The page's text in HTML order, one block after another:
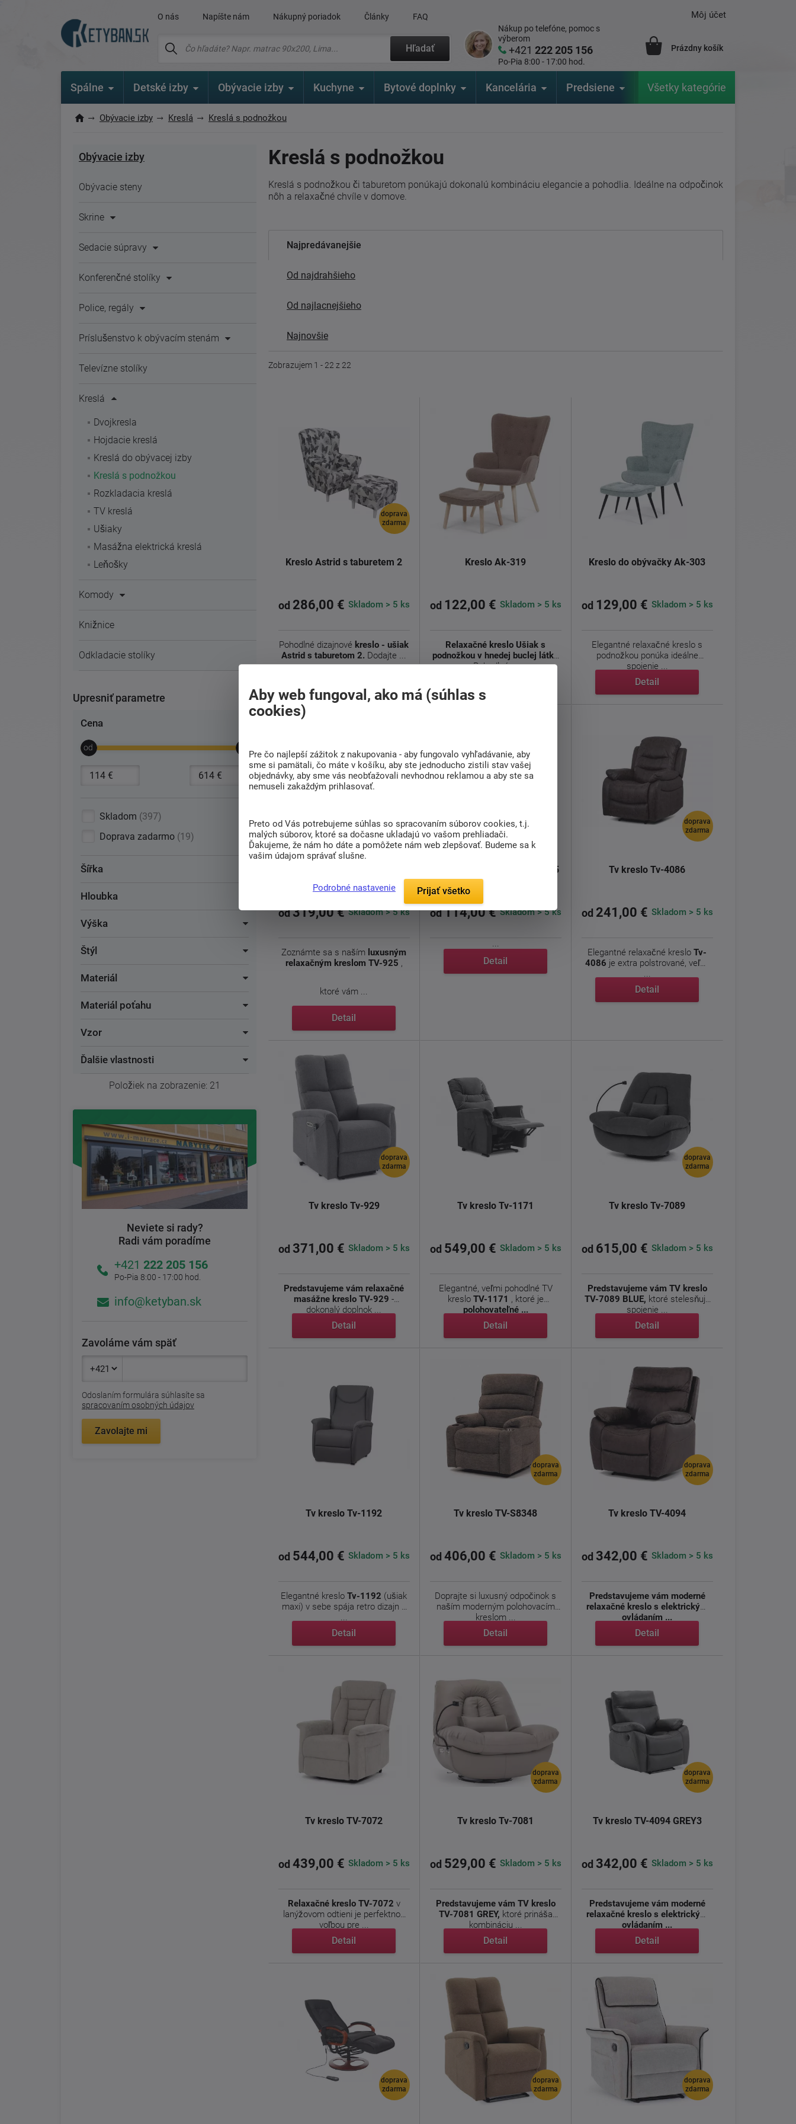
O nás Napíšte nám Nákupný poriadok Články FAQ
Hľadať
Nákup po telefóne, pomoc s
výberom
+421222 205 156
Po-Pia 8:00 - 17:00 hod.
Môj účet
Prázdny košík
Spálne Detské izby Obývacie izby Kuchyne Bytové doplnky Kancelária Predsiene Výrobcovia
Všetky kategórie
Obývacie izby Kreslá Kreslá s podnožkou
Obývacie izby
Obývacie steny
Skrine
Sedacie súpravy
Konferenčné stolíky
Police, regály
Príslušenstvo k obývacím stenám
Televízne stolíky
Kreslá
Dvojkresla
Hojdacie kreslá
Kreslá do obývacej izby
Kreslá s podnožkou
Rozkladacia kreslá
TV kreslá
Ušiaky
Masážna elektrická kreslá
Leňošky
Komody
Knižnice
Odkladacie stolíky
Upresniť parametre
Cena
Skladom 397
Doprava zadarmo 19
Šířka
Hloubka
Výška
Štýl
Materiál
Materiál poťahu
Vzor
Ďalšie vlastnosti
Položiek na zobrazenie: 21
Neviete si rady?
Radi vám poradíme
+421 222 205 156
Po-Pia 8:00 - 17:00 hod.
info@ketyban.sk
Zavoláme vám späť
Odoslaním formulára súhlasíte sa
spracovaním osobných údajov
Zavolajte mi
Kreslá s podnožkou
Kreslá s podnožkou či taburetom ponúkajú dokonalú kombináciu elegancie a pohodlia. Ideálne na odpočinok
nôh a relaxačné chvíle v domove.
Najpredávanejšie
Od najdrahšieho
Od najlacnejšieho
Najnovšie
Zobrazujem 1 - 22 z 22
doprava
zdarma
Kreslo Astrid s taburetem 2
od 286,00 € Skladom > 5 ks
Pohodlné dizajnové kreslo - ušiak
Astrid s taburetom 2. Dodajte ...
Kreslo Ak-319
od 122,00 € Skladom > 5 ks
Relaxačné kreslo Ušiak s
podnožkou v hnedej buclej látke
Pohodlné ...
Kreslo do obývačky Ak-303
od 129,00 € Skladom > 5 ks
Elegantné relaxačné kreslo s
podnožkou ponúka ideálne
spojenie ...
Detail
doprava
zdarma
od319,00 € Skladom > 5 ks
Zoznámte sa s naším luxusným
relaxačným kreslom TV-925 ,
ktoré vám ...
Detail
Kreslo do obývačky AK-L7285
od114,00 € Skladom > 5 ks
...
Detail
doprava
zdarma
Tv kreslo Tv-4086
od 241,00 € Skladom > 5 ks
Elegantné relaxačné kresloTv-
4086 je extra polstrované, veľmi
...
Detail
doprava
zdarma
Tv kreslo Tv-929
od 371,00 € Skladom > 5 ks
Predstavujeme vám relaxačné
masážne kreslo TV-929 -
dokonalý doplnok ...
Detail
Tv kreslo Tv-1171
od 549,00 € Skladom > 5 ks
Elegantné, veľmi pohodlné TV
kreslo TV-1171 , ktoré je
polohovateľné ...
Detail
doprava
zdarma
Tv kreslo Tv-7089
od 615,00 € Skladom > 5 ks
Predstavujeme vám TV kreslo
TV-7089 BLUE, ktoré stelesňuje
spojenie ...
Detail
Tv kreslo Tv-1192
od 544,00 € Skladom > 5 ks
Elegantné kresloTv-1192 (ušiak
maxi) v sebe spája retro dizajn s
...
Detail
doprava
zdarma
Tv kreslo TV-S8348
od 406,00 € Skladom > 5 ks
Doprajte si luxusný odpočinok s
naším moderným polohovacím
kreslom ...
Detail
doprava
zdarma
Tv kreslo TV-4094
od 342,00 € Skladom > 5 ks
Predstavujeme vám moderné
relaxačné kreslo s elektrickým
ovládaním ...
Detail
Tv kreslo TV-7072
od 439,00 € Skladom > 5 ks
Relaxačné kreslo TV-7072 v
lanýžovom odtieni je perfektnou
voľbou pre ...
Detail
doprava
zdarma
Tv kreslo Tv-7081
od 529,00 € Skladom > 5 ks
Predstavujeme vám TV kreslo
TV-7081 GREY, ktoré prináša
kombináciu ...
Detail
doprava
zdarma
Tv kreslo TV-4094 GREY3
od 342,00 € Skladom > 5 ks
Predstavujeme vám moderné
relaxačné kreslo s elektrickým
ovládaním ...
Detail
doprava
zdarma
doprava
zdarma
doprava
zdarma
Aby web fungoval, ako má (súhlas s
cookies)
Pre čo najlepší zážitok z nakupovania - aby fungovalo vyhľadávanie, aby
sme si pamätali, čo máte v košíku, aby ste jednoducho zistili stav vašej
objednávky, aby sme vás neobťažovali nevhodnou reklamou a aby ste sa
nemuseli zakaždým prihlasovať.
Preto od Vás potrebujeme súhlas so spracovaním súborov cookies, t.j.
malých súborov, ktoré sa dočasne ukladajú vo vašom prehliadači.
Ďakujeme, že nám ho dáte a pomôžete nám web zlepšovať. Budeme sa k
vašim údajom správať slušne.
Podrobné nastavenie Prijať všetko